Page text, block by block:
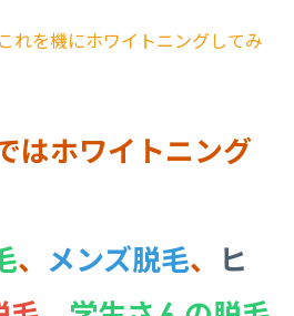
れを機にホワイトニングしてみ
はホワイトニング
、 メンズ脱毛、
ヒ